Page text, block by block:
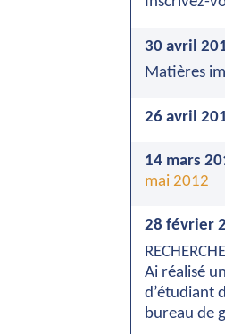
30 avril
Matières
26 avril
14 mars
mai 2012
28 février
Ai réalisé
d’étudiant
bureau de